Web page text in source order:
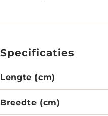
Specificaties
Lengte (cm)
Breedte (cm)